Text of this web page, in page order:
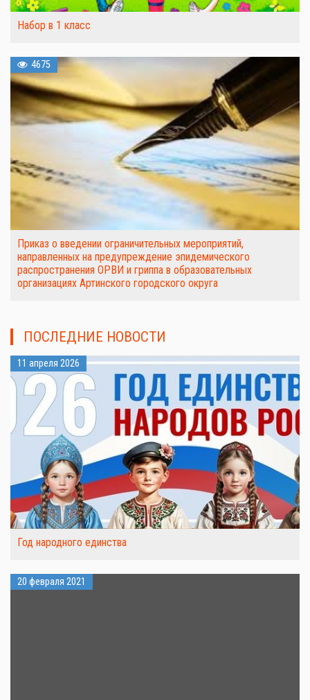
Набор в 1 класс
4675
Приказ о введении ограничительных мероприятий,
направленных на предупреждение эпидемического
распространения ОРВИ и гриппа в образовательных
организациях Артинского городского округа
ПОСЛЕДНИЕ НОВОСТИ
11 апреля 2026
Год народного единства
20 февраля 2021